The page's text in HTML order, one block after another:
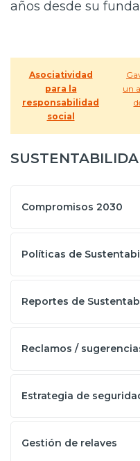
años desde su
Asociatividad
para la
responsabilidad
social
un
Compromisos 2030
Políticas de
Reportes de
Reclamos /
Estrategia de
Gestión de relaves